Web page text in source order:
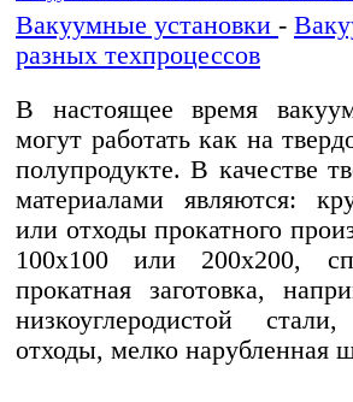
Вакуумные установки -
разных техпроцессов
В настоящее время
могут работать как на
полупродукте. В качестве
материалами являются:
или отходы прокатного
100x100 или 200x200,
прокатная заготовка,
низкоуглеродистой
отходы, мелко нарубленная